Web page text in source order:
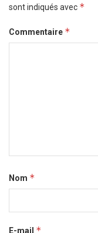
sont indiqués avec *
Commentaire *
Nom *
E-mail *